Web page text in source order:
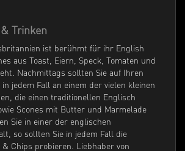
Trinken
ist berühmt für ihr English
aus Toast, Eiern, Speck, Tomaten und
Nachmittags sollten Sie auf Ihren
jedem Fall an einem der vielen kleinen
die einen traditionellen Englisch
Scones mit Butter und Marmelade
Sie in einer der englischen
so sollten Sie in jedem Fall die
Chips probieren. Liebhaber von